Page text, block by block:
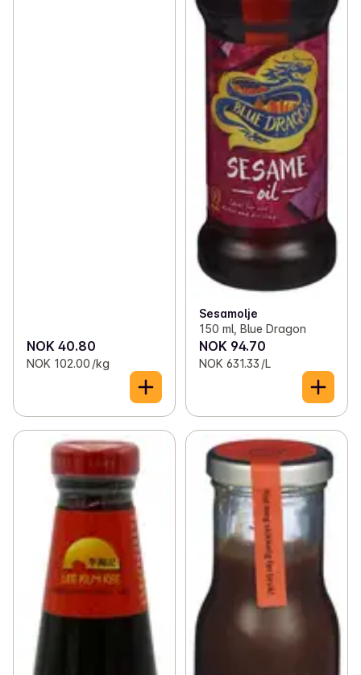
NOK 40.80
NOK 102.00 /kg
Sesamolje
150 ml, Blue Dragon
NOK 94.70
NOK 631.33 /L